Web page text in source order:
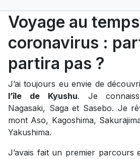
Voyage au
coronavirus :
partira pas ?
J’ai toujours eu envie de
l’île de Kyushu. Je
Nagasaki, Saga et Sasebo. Je
mont Aso, Kagoshima,
Yakushima.
J’avais fait un premier parcours